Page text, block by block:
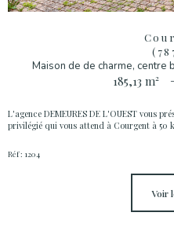
Maison de de charme, centre
185,13 m² -
L'agence DEMEURES DE L'OUEST vous
privilégié qui vous attend à Courgent à 50
Réf : 1204
voir